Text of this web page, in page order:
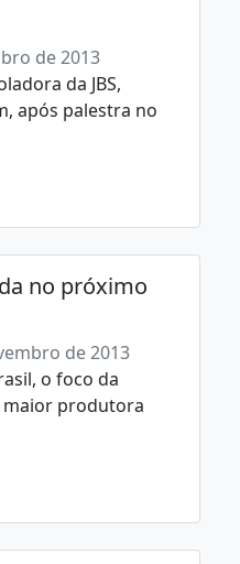
de 2013
da JBS,
após palestra no
no próximo
de 2013
o foco da
maior produtora